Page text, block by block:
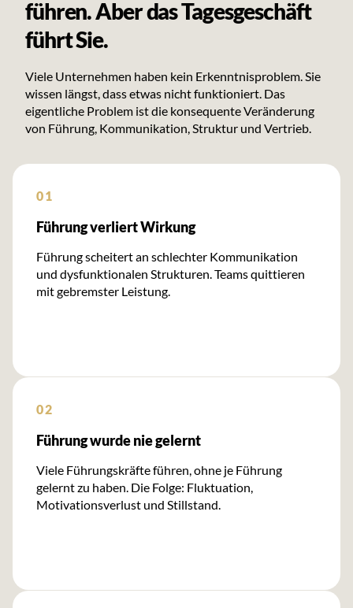
führen. Aber das Tagesgeschäft
führt Sie.
Viele Unternehmen haben kein Erkenntnisproblem. Sie
wissen längst, dass etwas nicht funktioniert. Das
eigentliche Problem ist die konsequente Veränderung
von Führung, Kommunikation, Struktur und Vertrieb.
01
Führung verliert Wirkung
Führung scheitert an schlechter Kommunikation
und dysfunktionalen Strukturen. Teams quittieren
mit gebremster Leistung.
02
Führung wurde nie gelernt
Viele Führungskräfte führen, ohne je Führung
gelernt zu haben. Die Folge: Fluktuation,
Motivationsverlust und Stillstand.